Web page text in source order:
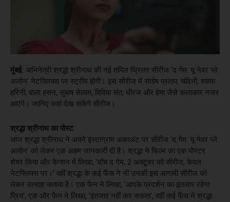
मुंबई: अभिनेत्री श्रद्धा श्रीनाथ की नई तमिल थ्रिलर सीरीज 'द गेम: यू नेवर प्ले
अलोन' नेटफ्लिक्स पर स्ट्रीम होगी। इस सीरीज में संतोष प्रताप, चंदिनी, श्यामा
हरिनी, बाला हसन, सुबाष सेल्वम, विविया संत, धीरज और हेमा जैसे कलाकार नजर
आएंगे। जानिए कहां देख सकेंगे सीरीज।
श्रद्धा श्रीनाथ का पोस्ट
आज श्रद्धा श्रीनाथ ने अपने इंस्टाग्राम अकाअंट पर सीरीज 'द गेम: यू नेवर प्ले
अलोन' को लेकर एक अहम जानकारी दी है। श्रद्धा ने फिल्म का एक पोस्टर
शेयर किया और कैप्शन में लिखा, 'वॉच द गेम, 2 अक्टूबर को सीरीज, केवल
नेटफ्लिक्स पर।' वहीं श्रद्धा के कई फैंस ने भी उनकी इस आगामी सीरीज को
लेकर उत्साह जताया है। एक फैन ने लिखा, 'आपके प्रदर्शन का इंतजार रहेगा
प्रिय', एक और फैन ने लिखा, 'इंतजार नहीं कर सकता', वहीं कई फैंस ने श्रद्धा